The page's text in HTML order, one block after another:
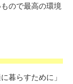
ので最高の環境
暮らすために」